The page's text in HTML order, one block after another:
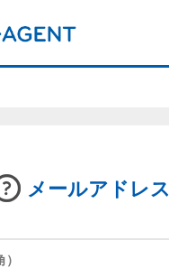
メールアドレス